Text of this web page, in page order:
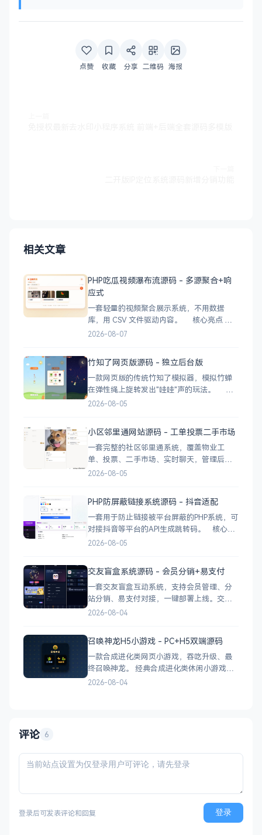
点赞 收藏 分享 二维码 海报
相关文章
PHP吃瓜视频瀑布流源码 - 多源聚合+响
应式
一套轻量的视频聚合展示系统，不用数据
库，用 CSV 文件驱动内容。 核心亮点
CSV 驱动：不用配数据库，编
示：移动端 2 列 → 平板 3 列 → 桌面 4~5
2026-08-07
竹知了网页版源码 - 独立后台版
一款网页版的传统竹知了模拟器，模拟竹蝉
在弹性绳上旋转发出"哇哇"声的玩法。 核
心功能 网页版运行，无需下载 独立后台管
2026-08-05
小区邻里通网站源码 - 工单投票二手市场
一套完整的社区邻里通系统，覆盖物业工
单、投票、二手市场、实时聊天，管理后台
一应俱全。 前台功能 九宫格快捷菜单 +
情 小区投票：发起/参与/查看结果 邻里社区
2026-08-05
PHP防屏蔽链接系统源码 - 抖音适配
一套用于防止链接被平台屏蔽的PHP系统，可
对接抖音等平台的API生成跳转码。 核心功
能 多域名池智能切换，降低被拦截概率 对接
分析报表 技术栈 后端：PHP
2026-08-05
交友盲盒系统源码 - 会员分销+易支付
一套交友盲盒互动系统，支持会员管理、分
站分销、易支付对接，一键部署上线。交友
盲盒系统源码，支持会员系统、多商户分
建。 核心功能 会员系统：自定义价格、会
员等级 分销系统：代理商机制、佣金
2026-08-04
召唤神龙H5小游戏 - PC+H5双端源码
一款合成进化类网页小游戏，吞吃升级、最
终召唤神龙。 经典合成进化类休闲小游戏，
双版本可选：正常版挑战通关、无敌版轻松
2026-08-04
评论 6
登录后可发表评论和回复 登录